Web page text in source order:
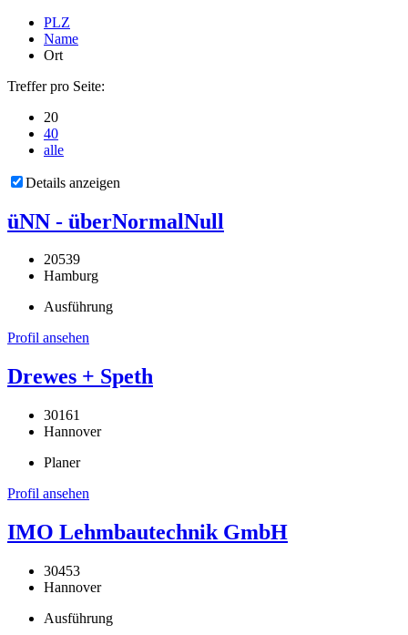
PLZ
Name
Ort
Treffer pro Seite:
20
40
alle
Details anzeigen
üNN - überNormalNull
20539
Hamburg
Ausführung
Profil ansehen
Drewes + Speth
30161
Hannover
Planer
Profil ansehen
IMO Lehmbautechnik GmbH
30453
Hannover
Ausführung